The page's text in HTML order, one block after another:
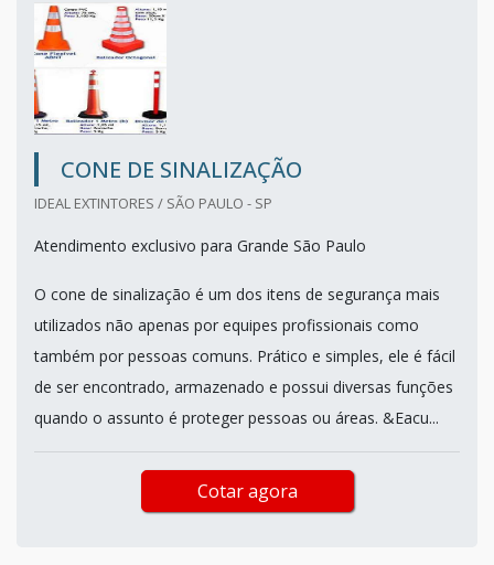
CONE DE SINALIZAÇÃO
IDEAL EXTINTORES / SÃO PAULO - SP
Atendimento exclusivo para Grande São Paulo
O cone de sinalização é um dos itens de segurança mais
utilizados não apenas por equipes profissionais como
também por pessoas comuns. Prático e simples, ele é fácil
de ser encontrado, armazenado e possui diversas funções
quando o assunto é proteger pessoas ou áreas. &Eacu...
Cotar agora